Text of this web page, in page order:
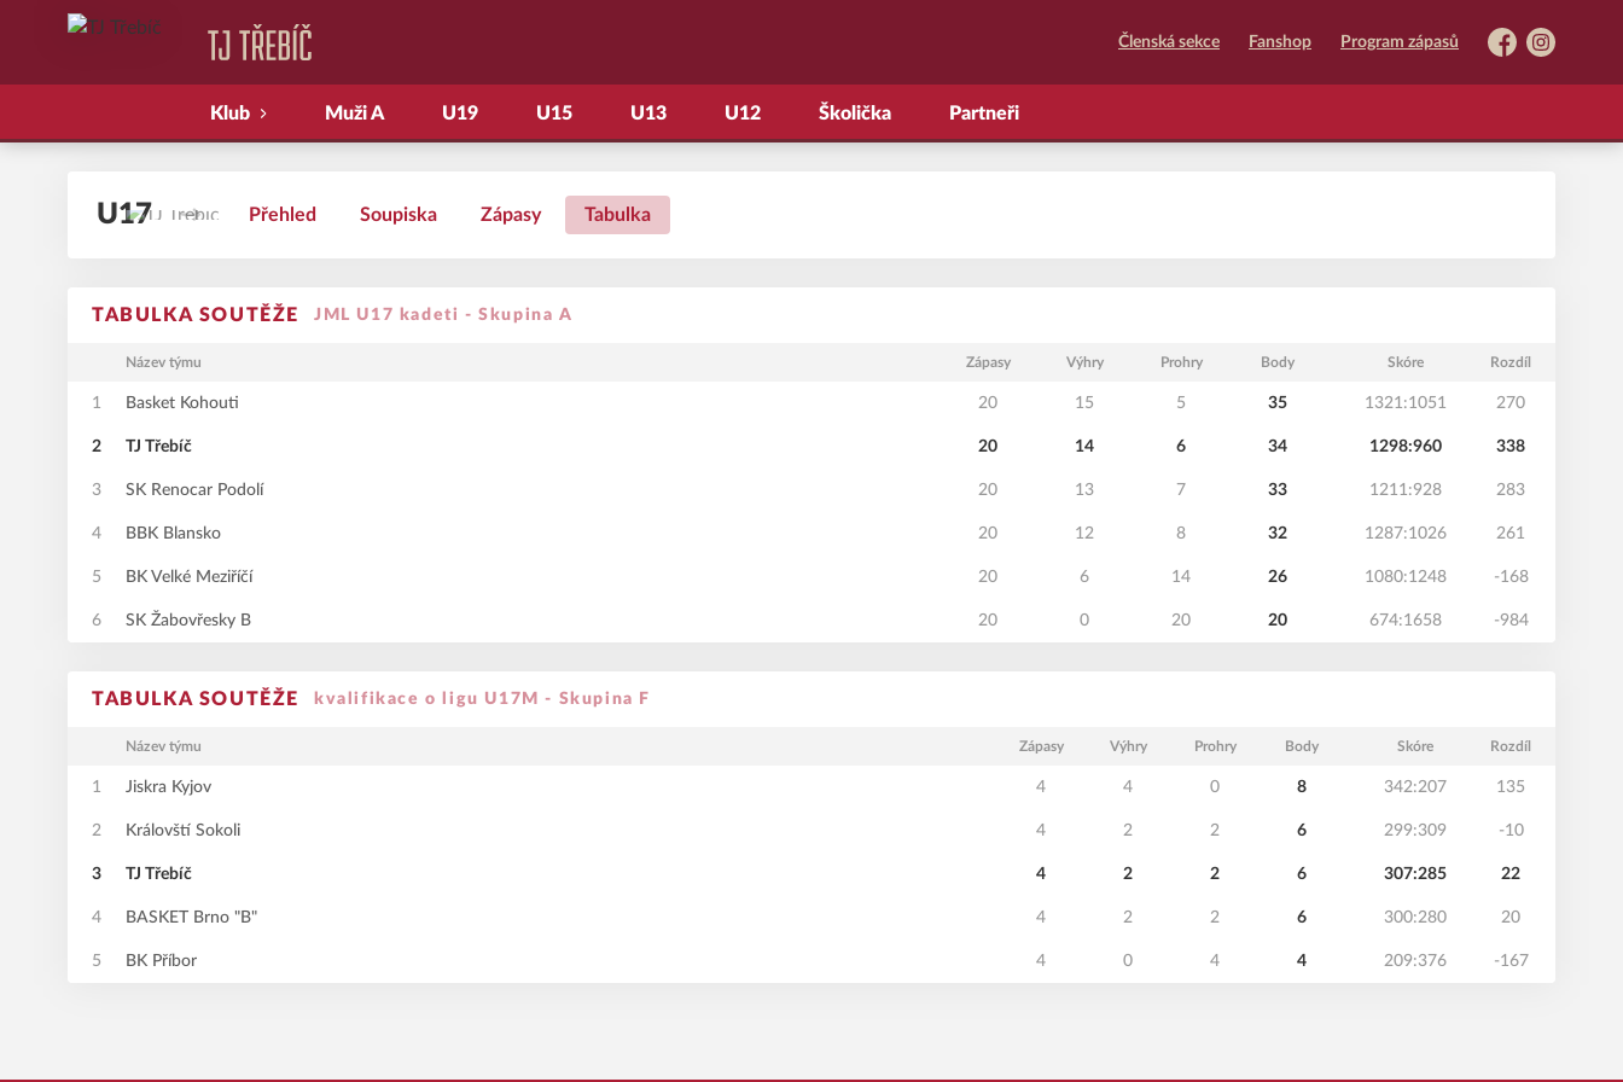
Členská sekce Fanshop Program zápasů
FacebookInstagram
Klub Muži A U19 U15 U13 U12 Školička Partneři
U17 Přehled Soupiska Zápasy Tabulka
TABULKA SOUTĚŽE JML U17 kadeti - Skupina A
Název týmu Zápasy Výhry Prohry Body Skóre Rozdíl
1 Basket Kohouti 20 15 5 35 1321:1051 270
2 TJ Třebíč 20 14 6 34 1298:960 338
3 SK Renocar Podolí 20 13 7 33 1211:928 283
4 BBK Blansko 20 12 8 32 1287:1026 261
5 BK Velké Meziříčí 20 6 14 26 1080:1248 -168
6 SK Žabovřesky B 20 0 20 20 674:1658 -984
TABULKA SOUTĚŽE kvalifikace o ligu U17M - Skupina F
Název týmu Zápasy Výhry Prohry Body Skóre Rozdíl
1 Jiskra Kyjov 4 4 0 8 342:207 135
2 Královští Sokoli 4 2 2 6 299:309 -10
3 TJ Třebíč 4 2 2 6 307:285 22
4 BASKET Brno "B" 4 2 2 6 300:280 20
5 BK Příbor 4 0 4 4 209:376 -167